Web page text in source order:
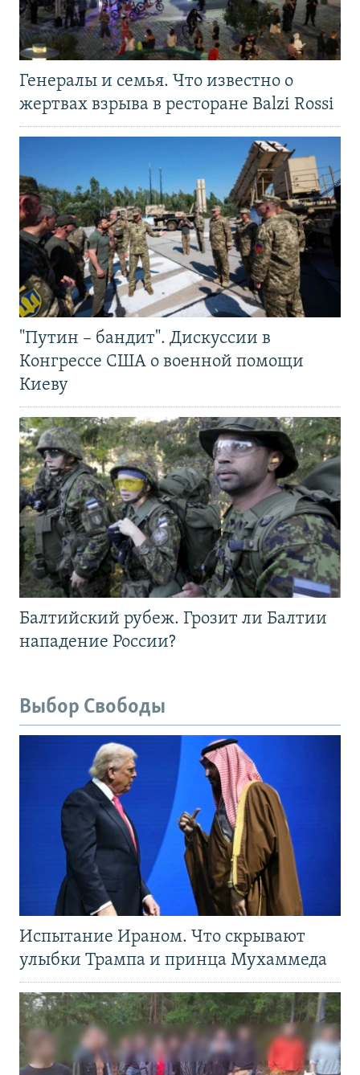
Генералы и семья. Что известно о
жертвах взрыва в ресторане Balzi Rossi
"Путин – бандит". Дискуссии в
Конгрессе США о военной помощи
Киеву
Балтийский рубеж. Грозит ли Балтии
нападение России?
Выбор Свободы
Испытание Ираном. Что скрывают
улыбки Трампа и принца Мухаммеда